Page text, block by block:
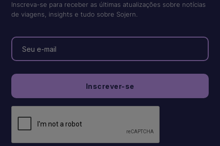
Inscreva-se para receber as últimas atualizações sobre notícias
de viagens, insights e tudo sobre Sojern.